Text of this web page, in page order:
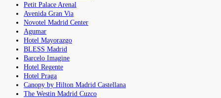
Petit Palace Arenal
Avenida Gran Via
Novotel Madrid Center
Agumar
Hotel Mayorazgo
BLESS Madrid
Barcelo Imagine
Hotel Regente
Hotel Praga
Canopy by Hilton Madrid Castellana
The Westin Madrid Cuzco